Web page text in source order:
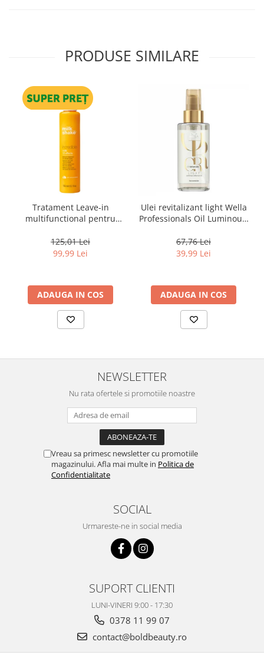
PRODUSE SIMILARE
Tratament Leave‑in
multifunctional pentru
beneficii Milk Shake Leave-
in Incredible Milk, 150 ml
125,01 Lei
99,99 Lei
ADAUGA IN COS
Ulei revitalizant light Wella
Professionals Oil Luminous,
67,76 Lei
39,99 Lei
ADAUGA IN COS
NEWSLETTER
Nu rata ofertele si promotiile noastre
Vreau sa primesc newsletter cu promotiile
magazinului. Afla mai multe in Politica de
Confidentialitate
SOCIAL
Urmareste-ne in social media
SUPORT CLIENTI
LUNI-VINERI 9:00 - 17:30
0378 11 99 07
contact@boldbeauty.ro